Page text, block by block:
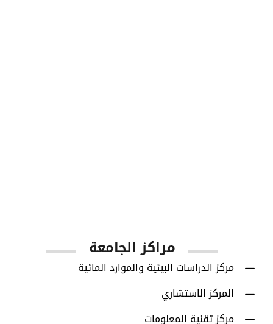
مراكز الجامعة
مركز الدراسات البيئية والموارد المائية
المركز الاستشاري
مركز تقنية المعلومات